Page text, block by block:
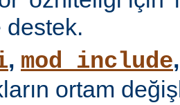
destek.
, mod_include
ortam